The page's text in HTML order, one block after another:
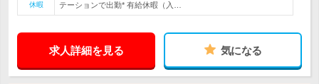
休暇
テーションで出勤* 有給休暇（入…
求人詳細を見る 気になる